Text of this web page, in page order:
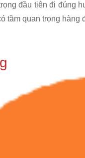
đầu tiên đi đúng
tầm quan trọng hàng